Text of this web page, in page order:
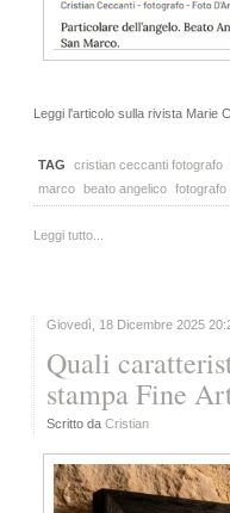
Leggi l'articolo sulla rivista Marie
TAG cristian ceccanti fotografo
marco beato angelico fotografo
Leggi tutto...
Giovedì, 18 Dicembre 2025
Quali
stampa Fine
Scritto da Cristian